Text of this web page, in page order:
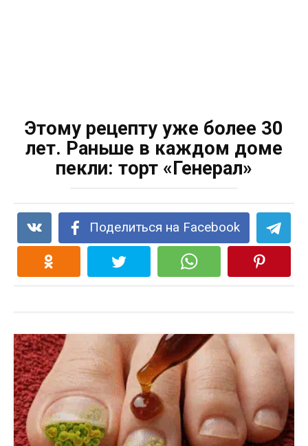
Этому рецепту уже более 30
лет. Раньше в каждом доме
пекли: торт «Генерал»
Поделиться на Facebook